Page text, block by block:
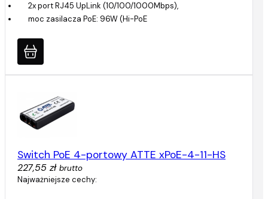
2x port RJ45 UpLink (10/100/1000Mbps),
moc zasilacza PoE: 96W (Hi-PoE
Switch PoE 4-portowy ATTE xPoE-4-11-HS
227,55 zł brutto
Najważniejsze cechy: